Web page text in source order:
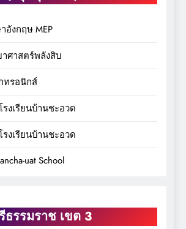
งกฤษ MEP
ศาสตร์พลังสิบ
ทรอนิกส์
รงเรียนบ้านชะอวด
งเรียนบ้านชะอวด
uat School
รรมราช เขต 3